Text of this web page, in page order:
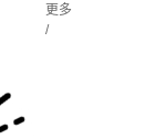
更多
/